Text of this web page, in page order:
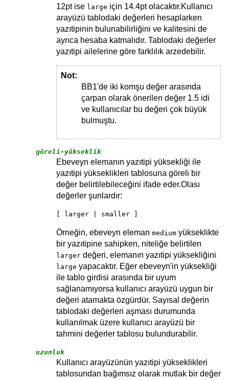
12pt ise large için 14.4pt olacaktır.Kullanıcı
arayüzü tablodaki değerleri hesaplarken
yazıtipinin bulunabilirliğini ve kalitesini de
ayrıca hesaba katmalıdır. Tablodaki değerler
yazıtipi ailelerine göre farklılık arzedebilir.
Not:
BB1'de iki komşu değer arasında
çarpan olarak önerilen değer 1.5 idi
ve kullanıcılar bu değeri çok büyük
bulmuştu.
göreli-yükseklik
Ebeveyn elemanın yazıtipi yüksekliği ile
yazıtipi yükseklikleri tablosuna göreli bir
değer belirtilebileceğini ifade eder.Olası
değerler şunlardır:
[ larger | smaller ]
Örneğin, ebeveyn eleman medium yükseklikte
bir yazıtipine sahipken, niteliğe belirtilen
larger değeri, elemanın yazıtipi yüksekliğini
large yapacaktır. Eğer ebeveyn'in yüksekliği
ile tablo girdisi arasında bir uyum
sağlanamıyorsa kullanıcı arayüzü uygun bir
değeri atamakta özgürdür. Sayısal değerin
tablodaki değerleri aşması durumunda
kullanılmak üzere kullanıcı arayüzü bir
tahmini değerler tablosu bulundurabilir.
uzunluk
Kullanıcı arayüzünün yazıtipi yükseklikleri
tablosundan bağımsız olarak mutlak bir değer